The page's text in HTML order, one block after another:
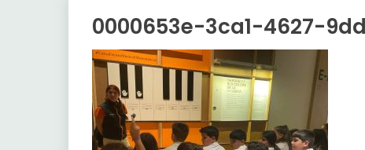
0000653e-3ca1-4627-